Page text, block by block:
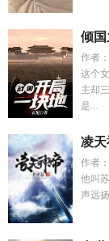
倾
作者
这个
主却
是...
凌
作者
他叫
声远